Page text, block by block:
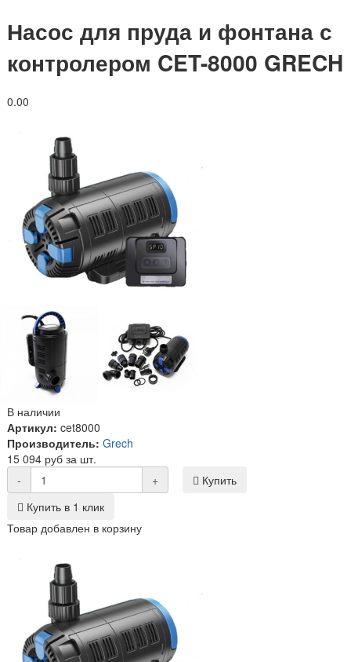
Насос для пруда и фонтана с
контролером CET-8000 GRECH
0.00
В наличии
Артикул: cet8000
Производитель: Grech
15 094 руб за шт.
-
+
Купить
Купить в 1 клик
Товар добавлен в корзину